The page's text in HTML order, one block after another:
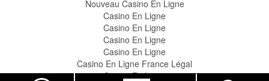
Nouveau Casino En Ligne
Casino En Ligne
Casino En Ligne
Casino En Ligne
Casino En Ligne
Casino En Ligne France Légal
Casino En Ligne